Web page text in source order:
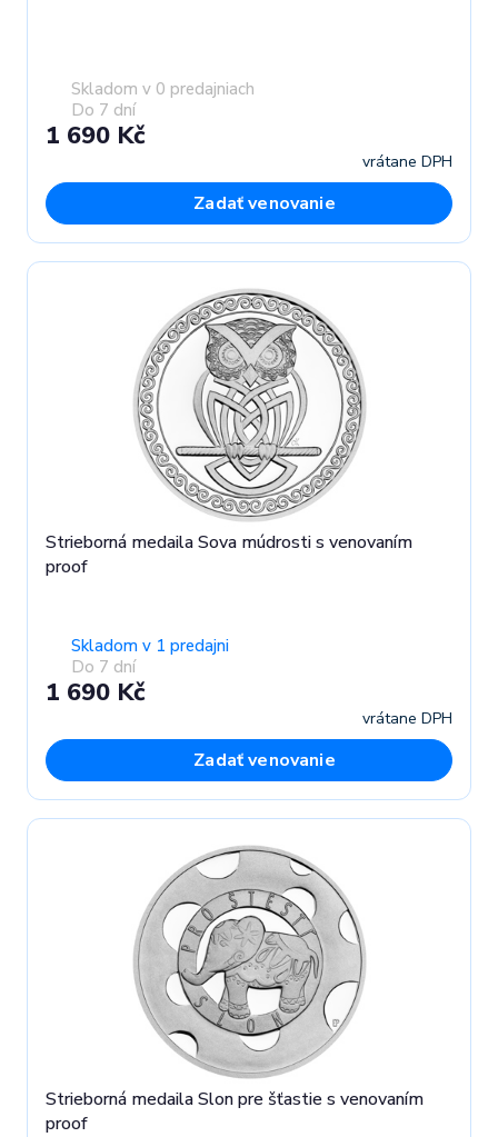
Skladom v 0 predajniach
Do 7 dní
1 690 Kč
vrátane DPH
Zadať venovanie
Strieborná medaila Sova múdrosti s venovaním
proof
Skladom v 1 predajni
Do 7 dní
1 690 Kč
vrátane DPH
Zadať venovanie
Strieborná medaila Slon pre šťastie s venovaním
proof